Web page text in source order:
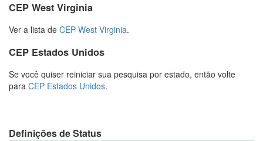
CEP West Virginia
Ver a lista de CEP West Virginia.
CEP Estados Unidos
Se você quiser reiniciar sua pesquisa por estado, então volte
para CEP Estados Unidos.
Definições de Status